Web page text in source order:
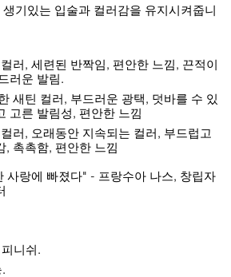
기있는 입술과 컬러감을 유지시켜줍니
러, 세련된 반짝임, 편안한 느낌, 끈적이
러운 발림.
새틴 컬러, 부드러운 광택, 덧바를 수 있
고른 발림성, 편안한 느낌
러, 오래동안 지속되는 컬러, 부드럽고
, 촉촉함, 편안한 느낌
사랑에 빠졌다" - 프랑수아 나스, 창립자
니쉬.